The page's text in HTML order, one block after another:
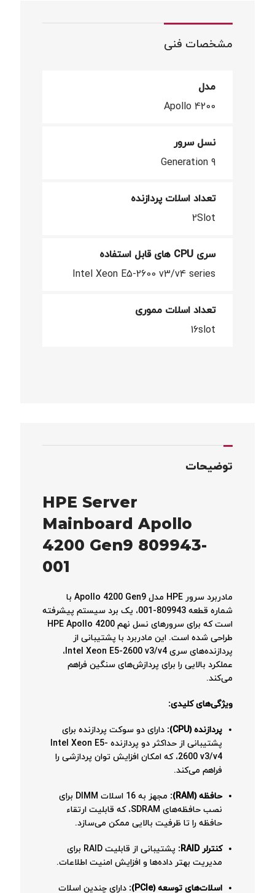
مشخصات فنی
مدل
Apollo 4200
نسل سرور
Generation 9
تعداد اسلات پردازنده
2Slot
سری CPU های قابل استفاده
Intel Xeon E5-2600 v3/v4 series
تعداد اسلات مموری
16slot
توضیحات
HPE Server
Mainboard Apollo
4200 Gen9 809943-
001
مادربرد سرور HPE مدل Apollo 4200 Gen9 با
شماره قطعه 809943-001، یک برد سیستم پیشرفته
است که برای سرورهای نسل نهم HPE Apollo 4200
طراحی شده است. این مادربرد با پشتیبانی از
پردازنده‌های سری Intel Xeon E5-2600 v3/v4،
عملکرد بالایی را برای پردازش‌های سنگین فراهم
می‌کند.
ویژگی‌های کلیدی:
پردازنده (CPU):
دارای دو سوکت پردازنده برای
پشتیبانی از حداکثر دو پردازنده Intel Xeon E5-
2600 v3/v4، که امکان افزایش توان پردازشی را
فراهم می‌کند.
حافظه (RAM):
مجهز به 16 اسلات DIMM برای
نصب حافظه‌های SDRAM، که قابلیت ارتقاء
حافظه را تا ظرفیت بالایی ممکن می‌سازد.
کنترلر RAID:
پشتیبانی از قابلیت RAID برای
مدیریت بهتر داده‌ها و افزایش امنیت اطلاعات.
اسلات‌های توسعه (PCIe): دارای چندین اسلات